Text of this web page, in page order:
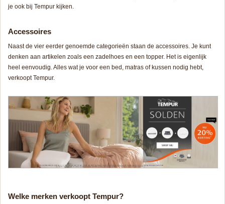
je ook bij Tempur kijken.
Accessoires
Naast de vier eerder genoemde categorieën staan de accessoires. Je kunt
denken aan artikelen zoals een zadelhoes en een topper. Het is eigenlijk
heel eenvoudig. Alles wat je voor een bed, matras of kussen nodig hebt,
verkoopt Tempur.
Welke merken verkoopt Tempur?